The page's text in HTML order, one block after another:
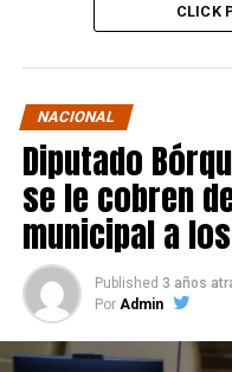
CLICK
NACIONAL
Diputado
se le cobren
municipal a
Published 3 años
Por Admin